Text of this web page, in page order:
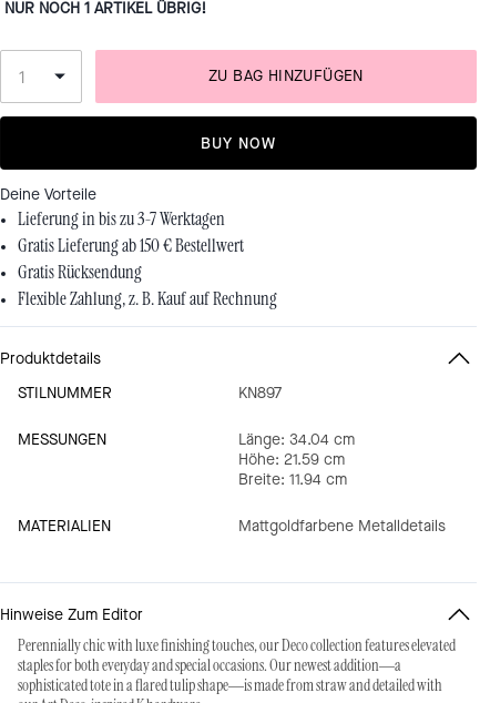
NUR NOCH 1 ARTIKEL ÜBRIG!
ZU BAG HINZUFÜGEN
BUY NOW
Deine Vorteile
Lieferung in bis zu 3-7 Werktagen
Gratis Lieferung ab 150 € Bestellwert
Gratis Rücksendung
Flexible Zahlung, z. B. Kauf auf Rechnung
Produktdetails
STILNUMMER
KN897
MESSUNGEN
Länge: 34.04 cm
Höhe: 21.59 cm
Breite: 11.94 cm
MATERIALIEN Mattgoldfarbene Metalldetails
Hinweise Zum Editor
Perennially chic with luxe finishing touches, our Deco collection features elevated
staples for both everyday and special occasions. Our newest addition—a
sophisticated tote in a flared tulip shape—is made from straw and detailed with